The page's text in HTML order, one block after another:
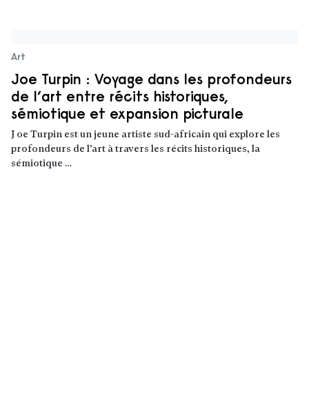
Art
Joe Turpin : Voyage dans les profondeurs
de l’art entre récits historiques,
sémiotique et expansion picturale
J oe Turpin est un jeune artiste sud-africain qui explore les
profondeurs de l’art à travers les récits historiques, la
sémiotique …
Lire la suite